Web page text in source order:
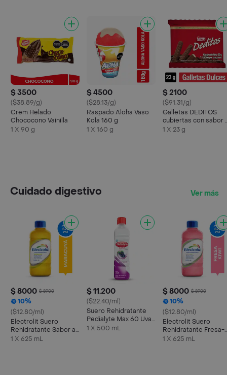
$ 3500
($38.89/g)
Crem Helado
Chococono Vainilla
1 X 90 g
$ 4500
($28.13/g)
Raspado Aloha Vaso
Kola 160 g
1 X 160 g
$ 2100
($91.31/g)
Galletas DEDITOS
cubiertas con sabor
chocolate x 23g
1 X 23 g
Cuidado digestivo Ver más
$ 8000 $ 8900
10%
($12.80/ml)
Electrolit Suero
Rehidratante Sabor a
Maracuyá
1 X 625 mL
$ 11.200
($22.40/ml)
Suero Rehidratante
Pedialyte Max 60 Uva
Frasco 500 mL
1 X 500 mL
$ 8000 $ 8900
10%
($12.80/ml)
Electrolit Suero
Rehidratante Fresa-
Kiwi
1 X 625 mL